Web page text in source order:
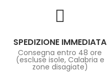
SPEDIZIONE IMMEDIATA
Consegna entro 48 ore
(escluse isole, Calabria e
zone disagiate)